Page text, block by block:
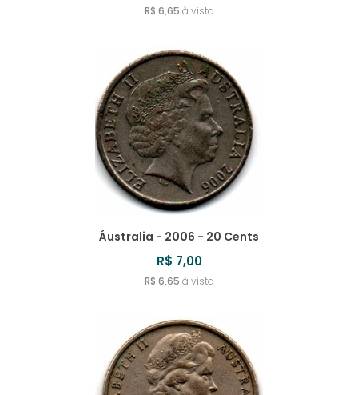
R$ 6,65 à vista
Áustralia - 2006 - 20 Cents
R$ 7,00
R$ 6,65 à vista